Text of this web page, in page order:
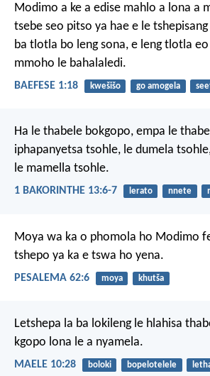
Modimo a ke a edise mahlo a lona a
tsebe seo pitso ya hae e le
ba tlotla bo leng sona, e leng tlotla
mmoho le bahalaledi.
BAEFESE 1:18 kwešišo go amogela
Ha le thabele bokgopo, empa le
iphapanyetsa tsohle, le dumela
le mamella tsohle.
1 BAKORINTHE 13:6-7 lerato nnete
Moya wa ka o phomola ho Modimo
tshepo ya ka e tswa ho yena.
PESALEMA 62:6 moya khutša
Letshepa la ba lokilengle hlahisa
kgopo lona le a nyamela.
MAELE 10:28 boloki bopelotelele